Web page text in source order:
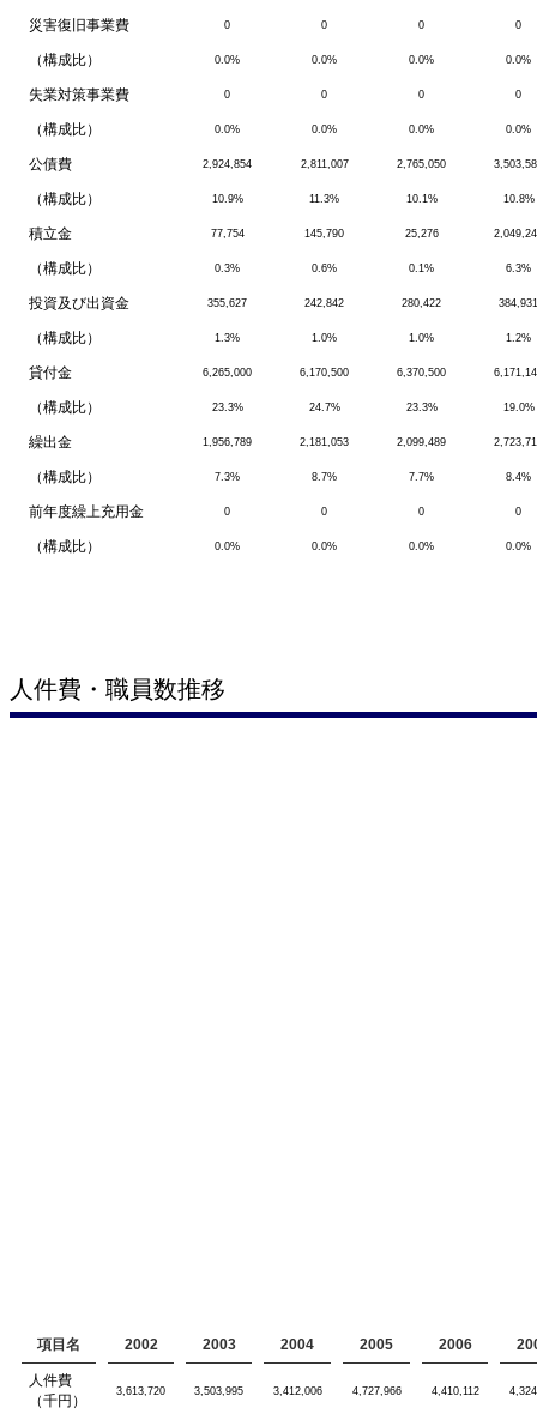
災害復旧事業費 0 0 0 0
（構成比） 0.0% 0.0% 0.0% 0.0%
失業対策事業費 0 0 0 0
（構成比） 0.0% 0.0% 0.0% 0.0%
公債費 2,924,854 2,811,007 2,765,050
（構成比） 10.9% 11.3% 10.1% 10.8%
積立金 77,754 145,790 25,276
（構成比） 0.3% 0.6% 0.1% 6.3%
投資及び出資金 355,627 242,842 280,422 384,931
（構成比） 1.3% 1.0% 1.0% 1.2%
貸付金 6,265,000 6,170,500 6,370,500
（構成比） 23.3% 24.7% 23.3% 19.0%
繰出金 1,956,789 2,181,053 2,099,489
（構成比） 7.3% 8.7% 7.7% 8.4%
前年度繰上充用金 0 0 0 0
（構成比） 0.0% 0.0% 0.0% 0.0%
人件費・職員数推移
項目名 2002 2003 2004 2005 2006
人件費
（千円）
3,613,720 3,503,995 3,412,006 4,727,966 4,410,112